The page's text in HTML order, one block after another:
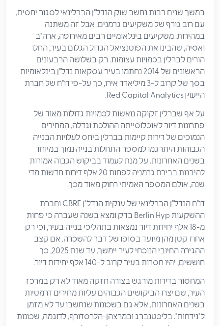
במשך שנים רבות נחשב שוק הנדל"ן הברלינאי לסגור יחסית,
עם רוב גורף של משקיעים גרמנים. אבל זה משתנה
במהירות. משקיעים בינלאומיים רבים מאירופה, ארה"ב
ואסיה, שהבינו את הפוטנציאל הגדול הגלום בעיר, החלו
הורים לברלין בכמויות עצומות. רק בשלושה הרבעונים
הראשונים של 2014 נחתמו בעיר עסקאות נדל"ן בינלאומיות
בסך של קרוב ל-3 מיליארד אירו, כך על-פי דו"ח של חברת
הייעוץ Red Capital Analytics.
על אף שברלין זקוקה נואשות לכמויות גדולות מאוד של
פתרונות דיור לאוכלוסייתה ההולכת וגדלה, המחירים
הנמוכים של דירות קיימות בברלין ביחס לעלויות הבנייה
הגבוהות היתרגמו למספר התחלות בנייה נמוך במיוחד
בשנים האחרונות. על מנת לעמוד בביקוש הגבוה אמורות
להיבנות בבירת גרמניה לפחות 20 אלף דירות חדשות מדי
שנה, אולם המספר האמיתי רחוק מאוד מכך.
דו"ח הנדל"ן הברלינאי של ענקית הנדל"ן CBRE וחברת
ההשקעות Berlin Hyp בדק ומצא בשנה שעברה כי פחות
מ-18 אלף יחידות דיור נמצאות בתהליכי בנייה בעיר, וכי רק
אחוז קטן מהן מיועד בסופו של דבר להשכרה. אם קצב
ההגירה החיובי הנוכחי לעיר יימשך, עד שנת 2025, כך
חוששים, יהיו חסרות בעיר קרוב ל-140 אלף יחידות דיור.
המחסור בדירות מורגש בצורה חזקה מאוד לא רק במרכז
העיר, שם יצרו הביקושים הגבוהים עליות מחירים דרמטיות
בשנים האחרונות, אלא גם בשכונות שנחשבו עד לא מזמן
ל"נידחות". בליכטנברג ובמרצהן-הלרסדורף, לדוגמה, שכונות